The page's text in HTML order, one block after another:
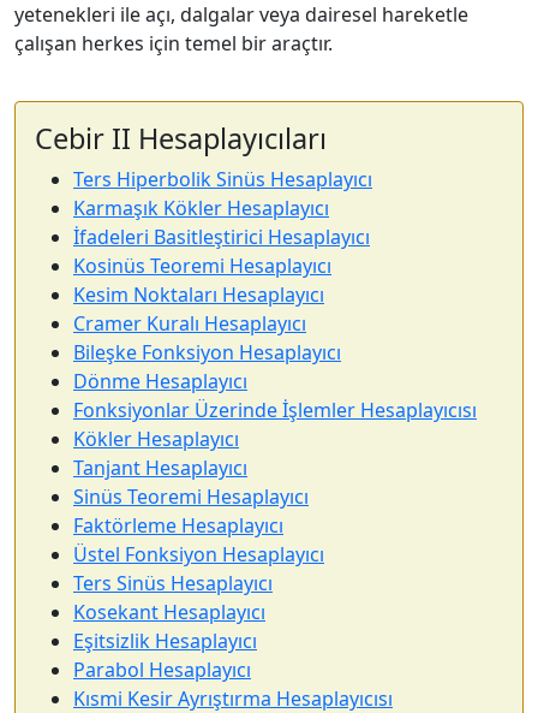
yetenekleri ile açı, dalgalar veya dairesel hareketle
çalışan herkes için temel bir araçtır.
Cebir II Hesaplayıcıları
Ters Hiperbolik Sinüs Hesaplayıcı
Karmaşık Kökler Hesaplayıcı
İfadeleri Basitleştirici Hesaplayıcı
Kosinüs Teoremi Hesaplayıcı
Kesim Noktaları Hesaplayıcı
Cramer Kuralı Hesaplayıcı
Bileşke Fonksiyon Hesaplayıcı
Dönme Hesaplayıcı
Fonksiyonlar Üzerinde İşlemler Hesaplayıcısı
Kökler Hesaplayıcı
Tanjant Hesaplayıcı
Sinüs Teoremi Hesaplayıcı
Faktörleme Hesaplayıcı
Üstel Fonksiyon Hesaplayıcı
Ters Sinüs Hesaplayıcı
Kosekant Hesaplayıcı
Eşitsizlik Hesaplayıcı
Parabol Hesaplayıcı
Kısmi Kesir Ayrıştırma Hesaplayıcısı